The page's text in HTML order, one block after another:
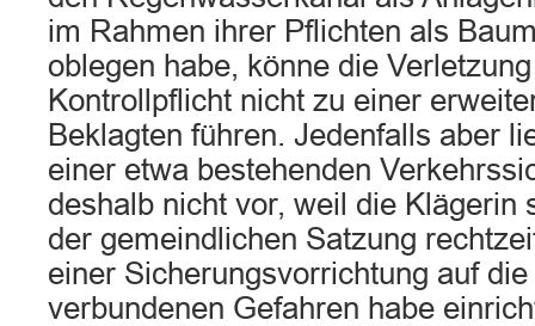
im Rahmen ihrer Pflichten als
oblegen habe, könne die
Kontrollpflicht nicht zu einer
Beklagten führen. Jedenfalls aber
einer etwa bestehenden
deshalb nicht vor, weil die Klägerin
der gemeindlichen Satzung
einer Sicherungsvorrichtung auf
verbundenen Gefahren habe